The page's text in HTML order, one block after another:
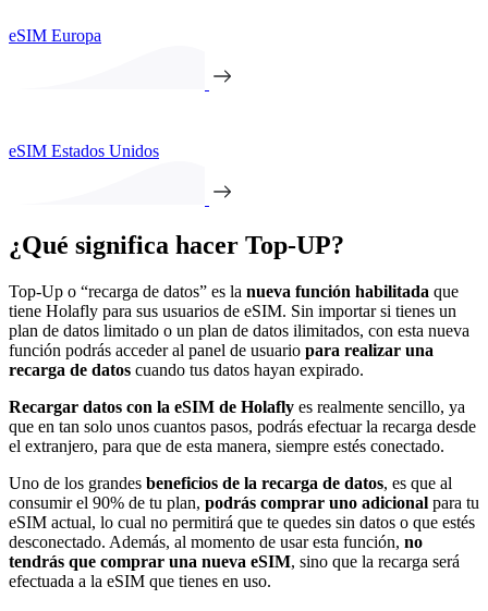
eSIM Europa
eSIM Estados Unidos
¿Qué significa hacer Top-UP?
Top-Up o “recarga de datos” es la nueva función habilitada que
tiene Holafly para sus usuarios de eSIM. Sin importar si tienes un
plan de datos limitado o un plan de datos ilimitados, con esta nueva
función podrás acceder al panel de usuario para realizar una
recarga de datos cuando tus datos hayan expirado.
Recargar datos con la eSIM de Holafly es realmente sencillo, ya
que en tan solo unos cuantos pasos, podrás efectuar la recarga desde
el extranjero, para que de esta manera, siempre estés conectado.
Uno de los grandes beneficios de la recarga de datos, es que al
consumir el 90% de tu plan, podrás comprar uno adicional para tu
eSIM actual, lo cual no permitirá que te quedes sin datos o que estés
desconectado. Además, al momento de usar esta función, no
tendrás que comprar una nueva eSIM, sino que la recarga será
efectuada a la eSIM que tienes en uso.